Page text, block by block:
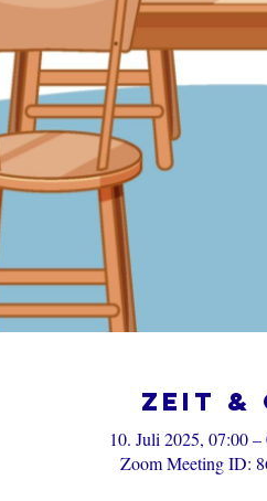
Zeit &
10. Juli 2025, 07:00
Zoom Meeting ID: